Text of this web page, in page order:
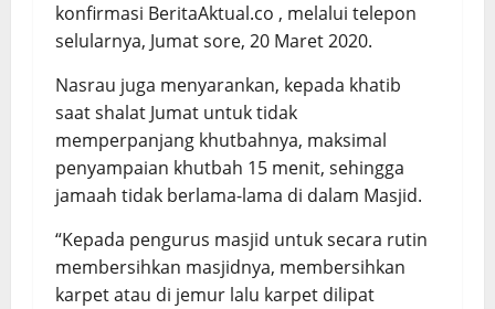
konfirmasi BeritaAktual.co , melalui telepon
selularnya, Jumat sore, 20 Maret 2020.
Nasrau juga menyarankan, kepada khatib
saat shalat Jumat untuk tidak
memperpanjang khutbahnya, maksimal
penyampaian khutbah 15 menit, sehingga
jamaah tidak berlama-lama di dalam Masjid.
“Kepada pengurus masjid untuk secara rutin
membersihkan masjidnya, membersihkan
karpet atau di jemur lalu karpet dilipat